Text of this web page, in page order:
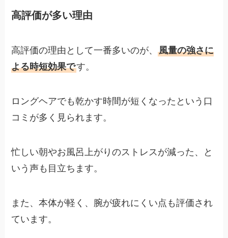
高評価が多い理由
高評価の理由として一番多いのが、風量の強さに
よる時短効果です。
ロングヘアでも乾かす時間が短くなったという口
コミが多く見られます。
忙しい朝やお風呂上がりのストレスが減った、と
いう声も目立ちます。
また、本体が軽く、腕が疲れにくい点も評価され
ています。